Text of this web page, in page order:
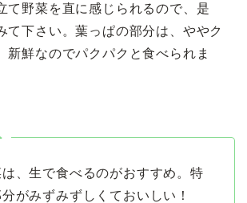
て野菜を直に感じられるので、是
て下さい。葉っぱの部分は、ややク
新鮮なのでパクパクと食べられま
、生で食べるのがおすすめ。特
がみずみずしくておいしい！